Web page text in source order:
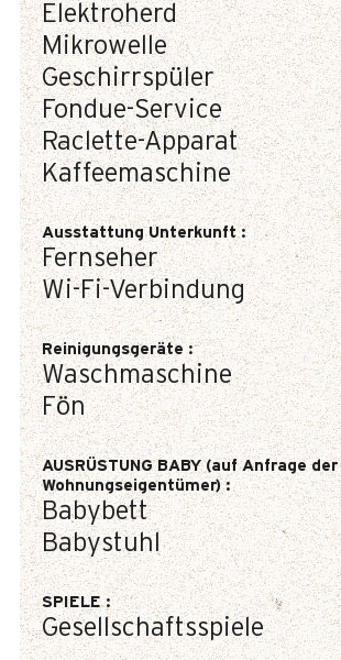
Elektroherd
Mikrowelle
Geschirrspüler
Fondue-Service
Raclette-Apparat
Kaffeemaschine
Ausstattung Unterkunft:
Fernseher
Wi-Fi-Verbindung
Reinigungsgeräte :
Waschmaschine
Fön
AUSRÜSTUNG BABY (auf Anfrage der
Wohnungseigentümer):
Babybett
Babystuhl
SPIELE:
Gesellschaftsspiele